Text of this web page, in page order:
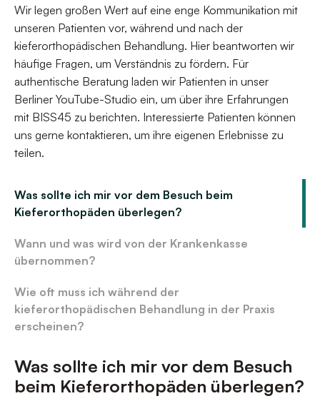
Wir legen großen Wert auf eine enge Kommunikation mit
unseren Patienten vor, während und nach der
kieferorthopädischen Behandlung. Hier beantworten wir
häufige Fragen, um Verständnis zu fördern. Für
authentische Beratung laden wir Patienten in unser
Berliner YouTube-Studio ein, um über ihre Erfahrungen
mit BISS45 zu berichten. Interessierte Patienten können
uns gerne kontaktieren, um ihre eigenen Erlebnisse zu
teilen.
Was sollte ich mir vor dem Besuch beim
Kieferorthopäden überlegen?
Wann und was wird von der Krankenkasse
übernommen?
Wie oft muss ich während der
kieferorthopädischen Behandlung in der Praxis
erscheinen?
Was sollte ich mir vor dem Besuch
beim Kieferorthopäden überlegen?